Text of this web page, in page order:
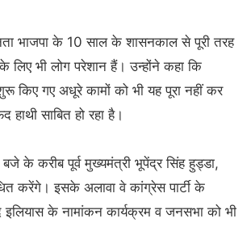
भाजपा के 10 साल के शासनकाल से पूरी तरह
लिए भी लोग परेशान हैं। उन्होंने कहा कि
किए गए अधूरे कामों को भी यह पूरा नहीं कर
साबित हो रहा है।
के करीब पूर्व मुख्यमंत्री भूपेंद्र सिंह हुड्डा,
करेंगे। इसके अलावा वे कांग्रेस पार्टी के
इलियास के नामांकन कार्यक्रम व जनसभा को भी